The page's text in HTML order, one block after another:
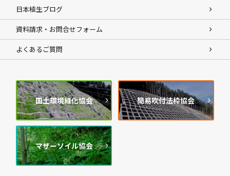
日本植生ブログ
資料請求・お問合せフォーム
よくあるご質問
国土環境緑化協会 簡易吹付法枠協会
マザーソイル協会